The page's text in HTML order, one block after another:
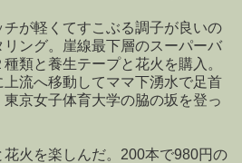
が軽くてすこぶる調子が良いの
ング。崖線最下層のスーパーバ
類と養生テープと花火を購入。
流へ移動してママ下湧水で足首
京女子体育大学の脇の坂を登っ
火を楽しんだ。200本で980円の